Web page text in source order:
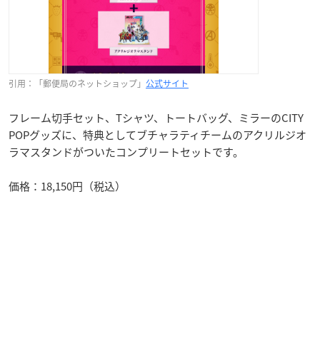
引用：「郵便局のネットショップ」 公式サイト
フレーム切手セット、Tシャツ、トートバッグ、ミラーのCITY
POPグッズに、特典としてブチャラティチームのアクリルジオ
ラマスタンドがついたコンプリートセットです。
価格：18,150円（税込）